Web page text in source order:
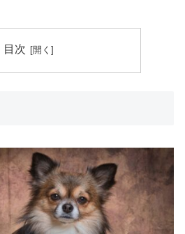
目次